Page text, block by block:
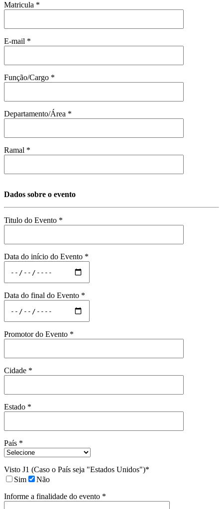
Matricula *
E-mail *
Função/Cargo *
Departamento/Área *
Ramal *
Dados sobre o evento
Titulo do Evento *
Data do início do Evento *
Data do final do Evento *
Promotor do Evento *
Cidade *
Estado *
País *
Visto J1 (Caso o País seja "Estados Unidos")*
Sim
Não
Informe a finalidade do evento *